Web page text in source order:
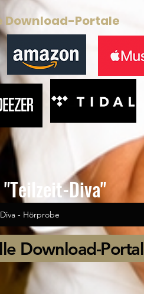
Download-Portale
Download-
"Teilzeit-Diva"
- Hörprobe